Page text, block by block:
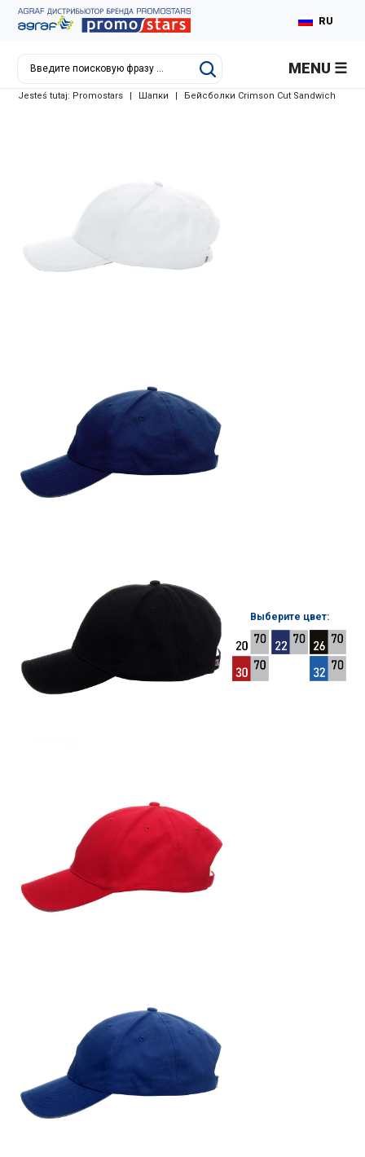
EN
DE
RU
MENU
Jesteś tutaj: Promostars | Шапки | Бейсболки Crimson Cut Sandwich
Выберите цвет: